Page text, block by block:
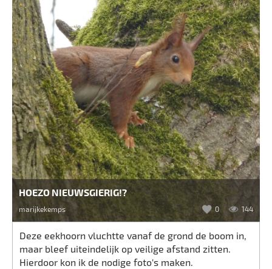
HOEZO NIEUWSGIERIG!?
marijkekemps 0 144
Deze eekhoorn vluchtte vanaf de grond de boom in,
maar bleef uiteindelijk op veilige afstand zitten.
Hierdoor kon ik de nodige foto's maken.